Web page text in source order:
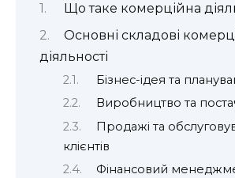
Що таке комерційна
Основні складові
діяльності
Бізнес-ідея та
Виробництво та
Продажі та
клієнтів
Фінансовий